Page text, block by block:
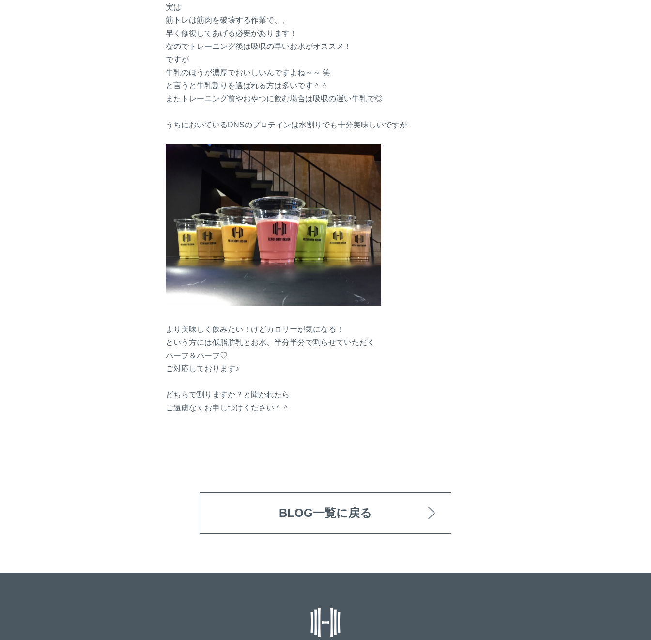
実は
筋トレは筋肉を破壊する作業で、、
早く修復してあげる必要があります！
なのでトレーニング後は吸収の早いお水がオススメ！
ですが
牛乳のほうが濃厚でおいしいんですよね～～ 笑
と言うと牛乳割りを選ばれる方は多いです＾＾
またトレーニング前やおやつに飲む場合は吸収の遅い牛乳で◎
うちにおいているDNSのプロテインは水割りでも十分美味しいですが
より美味しく飲みたい！けどカロリーが気になる！
という方には低脂肪乳とお水、半分半分で割らせていただく
ハーフ＆ハーフ♡
ご対応しております♪
どちらで割りますか？と聞かれたら
ご遠慮なくお申しつけください＾＾
BLOG一覧に戻る